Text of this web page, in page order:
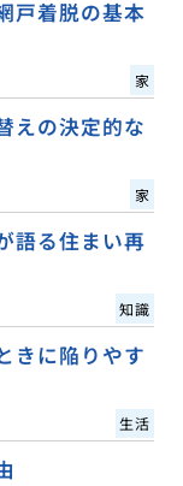
戸着脱の基本
家
えの決定的な
家
語る住まい再
知識
きに陥りやす
生活